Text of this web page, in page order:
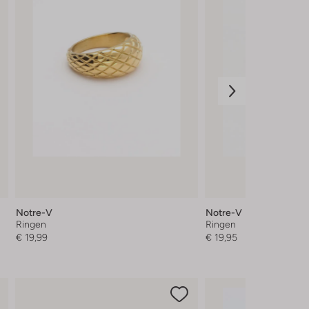
Notre-V
Ringen
€ 19,99
Notre-V
Ringen
€ 19,95